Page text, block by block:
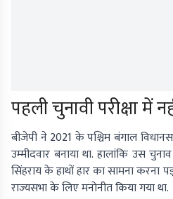
पहली चुनावी परीक्षा में
बीजेपी ने 2021 के पश्चिम बंगाल
उम्मीदवार बनाया था. हालांकि उस
सिंहराय के हाथों हार का सामना करना
राज्यसभा के लिए मनोनीत किया गया था.